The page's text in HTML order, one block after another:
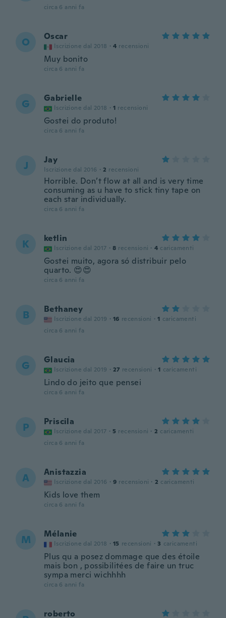
circa 6 anni fa
O Oscar
Iscrizione dal 2018 · 4 recensioni
Muy bonito
circa 6 anni fa
G Gabrielle
Iscrizione dal 2018 · 1 recensioni
Gostei do produto!
circa 6 anni fa
J Jay
Iscrizione dal 2016 · 2 recensioni
Horrible. Don’t flow at all and is very time
consuming as u have to stick tiny tape on
each star individually.
circa 6 anni fa
K ketlin
Iscrizione dal 2017 · 8 recensioni · 4 caricamenti
Gostei muito, agora só distribuir pelo
quarto. 😍😍
circa 6 anni fa
B Bethaney
Iscrizione dal 2019 · 16 recensioni · 1 caricamenti
circa 6 anni fa
G Glaucia
Iscrizione dal 2019 · 27 recensioni · 1 caricamenti
Lindo do jeito que pensei
circa 6 anni fa
P Priscila
Iscrizione dal 2017 · 5 recensioni · 2 caricamenti
circa 6 anni fa
A Anistazzia
Iscrizione dal 2016 · 9 recensioni · 2 caricamenti
Kids love them
circa 6 anni fa
M Mélanie
Iscrizione dal 2018 · 15 recensioni · 3 caricamenti
Plus qu a posez dommage que des étoile
mais bon , possibilitées de faire un truc
sympa merci wichhhh
circa 6 anni fa
roberto